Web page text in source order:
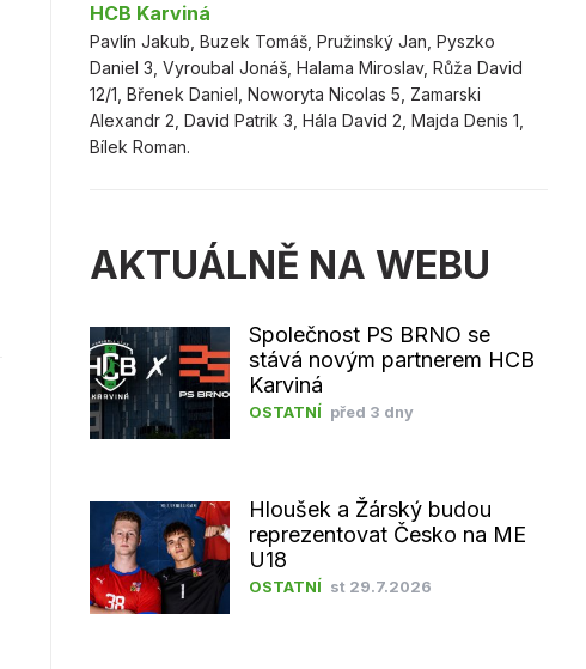
HCB Karviná
Pavlín Jakub, Buzek Tomáš, Pružinský Jan, Pyszko
Daniel 3, Vyroubal Jonáš, Halama Miroslav, Růža David
12/1, Břenek Daniel, Noworyta Nicolas 5, Zamarski
Alexandr 2, David Patrik 3, Hála David 2, Majda Denis 1,
Bílek Roman.
AKTUÁLNĚ NA WEBU
Společnost PS BRNO se
stává novým partnerem HCB
Karviná
OSTATNÍ před 3 dny
Hloušek a Žárský budou
reprezentovat Česko na ME
U18
OSTATNÍ st 29.7.2026